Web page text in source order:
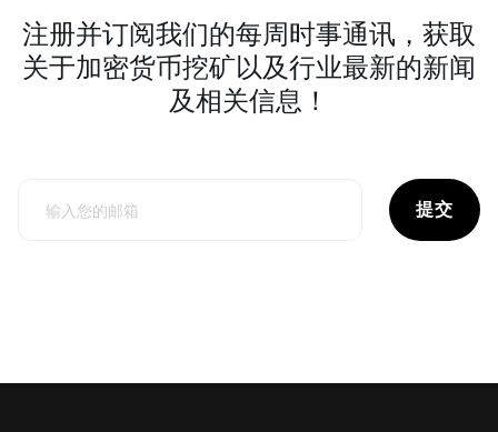
注册并订阅我们的每周时事通讯，获取
关于加密货币挖矿以及行业最新的新闻
及相关信息！
提交